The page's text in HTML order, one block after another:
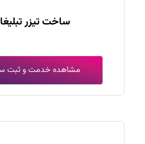
ساخت تیزر
مشاهده خدمت و ثبت